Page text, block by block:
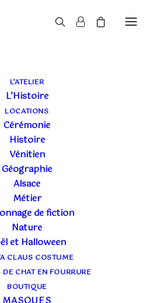
L’ATELIER
L’Histoire
LOCATIONS
Cérémonie
Histoire
Vénitien
Géographie
Alsace
Métier
de fiction
Nature
et Halloween
CLAUS COSTUME
CHAT EN FOURRURE
BOUTIQUE